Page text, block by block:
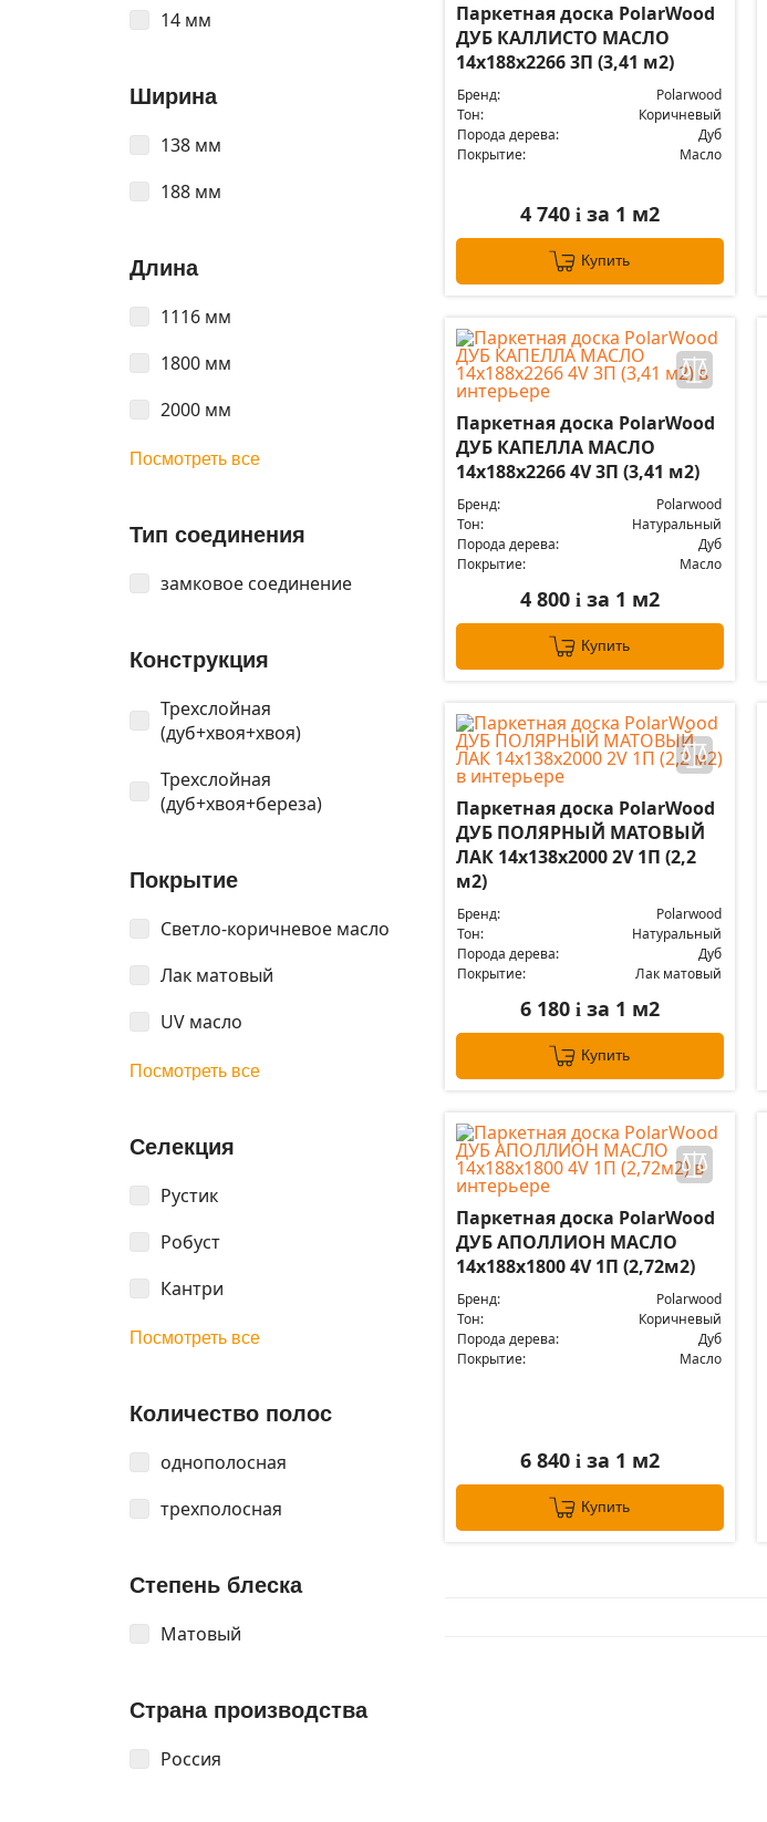
14 мм
Ширина
138 мм
188 мм
Длина
1116 мм
1800 мм
2000 мм
Посмотреть все
Тип соединения
замковое соединение
Конструкция
Трехслойная
(дуб+хвоя+хвоя)
Трехслойная
(дуб+хвоя+береза)
Покрытие
Светло-коричневое масло
Лак матовый
UV масло
Посмотреть все
Селекция
Рустик
Робуст
Кантри
Посмотреть все
Количество полос
однополосная
трехполосная
Степень блеска
Матовый
Страна производства
Россия
Паркетная доска PolarWood
ДУБ КАЛЛИСТО МАСЛО
14x188x2266 3П (3,41 м2)
Бренд:
Polarwood
Тон:
Коричневый
Порода дерева:
Дуб
Покрытие:
Масло
4 740 iза 1 м2
Купить
Паркетная доска PolarWood
ДУБ КАПЕЛЛА МАСЛО
14x188x2266 4V 3П (3,41 м2)
Бренд:
Polarwood
Тон:
Натуральный
Порода дерева:
Дуб
Покрытие:
Масло
4 800 iза 1 м2
Купить
Паркетная доска PolarWood
ДУБ ПОЛЯРНЫЙ МАТОВЫЙ
ЛАК 14x138x2000 2V 1П (2,2
м2)
Бренд:
Polarwood
Тон:
Натуральный
Порода дерева:
Дуб
Покрытие:
Лак матовый
6 180 iза 1 м2
Купить
Паркетная доска PolarWood
ДУБ АПОЛЛИОН МАСЛО
14x188x1800 4V 1П (2,72м2)
Бренд:
Polarwood
Тон:
Коричневый
Порода дерева:
Дуб
Покрытие:
Масло
6 840 iза 1 м2
Купить